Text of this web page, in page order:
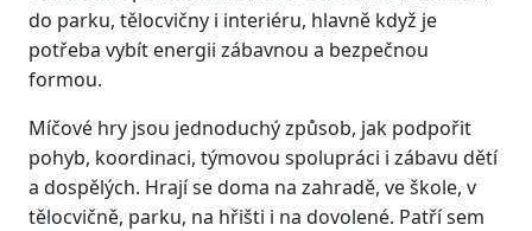
do parku, tělocvičny i interiéru, hlavně když je
potřeba vybít energii zábavnou a bezpečnou
formou.
Míčové hry jsou jednoduchý způsob, jak podpořit
pohyb, koordinaci, týmovou spolupráci i zábavu dětí
a dospělých. Hrají se doma na zahradě, ve škole, v
tělocvičně, parku, na hřišti i na dovolené. Patří sem